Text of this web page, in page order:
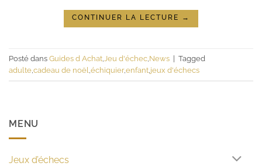
CONTINUER LA LECTURE →
Posté dans Guides d Achat Jeu d'échec News | Tagged
adulte cadeau de noël échiquier,enfant jeux d'échecs
MENU
Jeux d’échecs